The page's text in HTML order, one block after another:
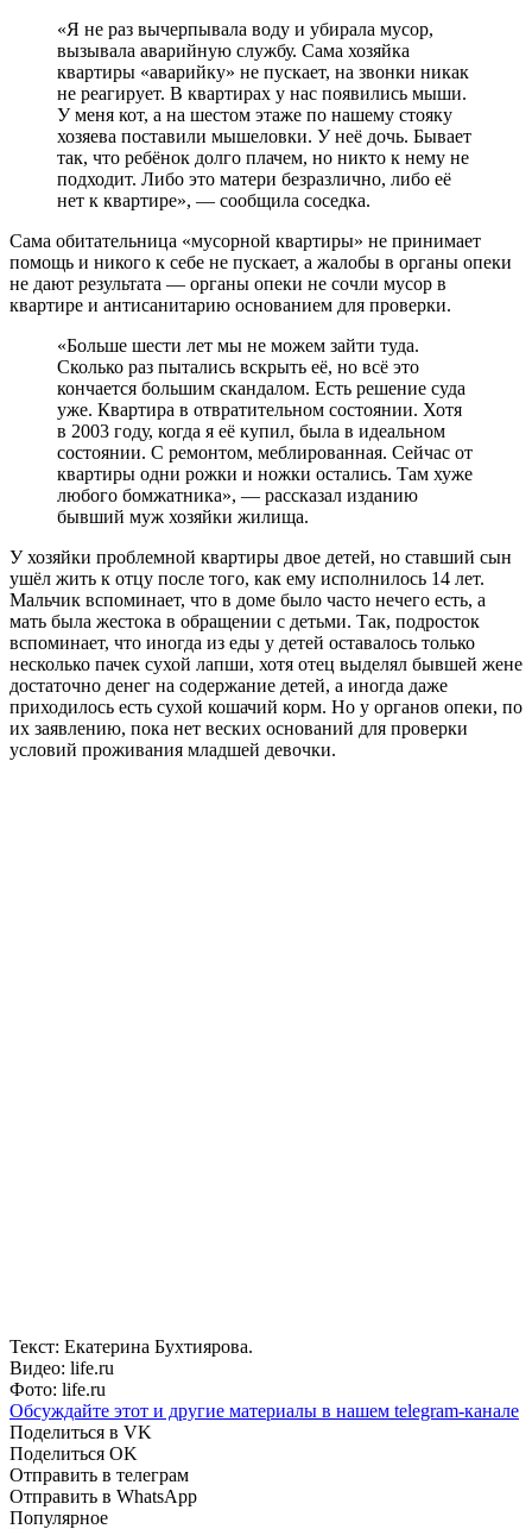
«Я не раз вычерпывала воду и убирала мусор,
вызывала аварийную службу. Сама хозяйка
квартиры «аварийку» не пускает, на звонки никак
не реагирует. В квартирах у нас появились мыши.
У меня кот, а на шестом этаже по нашему стояку
хозяева поставили мышеловки. У неё дочь. Бывает
так, что ребёнок долго плачем, но никто к нему не
подходит. Либо это матери безразлично, либо её
нет к квартире», — сообщила соседка.
Сама обитательница «мусорной квартиры» не принимает
помощь и никого к себе не пускает, а жалобы в органы опеки
не дают результата — органы опеки не сочли мусор в
квартире и антисанитарию основанием для проверки.
«Больше шести лет мы не можем зайти туда.
Сколько раз пытались вскрыть её, но всё это
кончается большим скандалом. Есть решение суда
уже. Квартира в отвратительном состоянии. Хотя
в 2003 году, когда я её купил, была в идеальном
состоянии. С ремонтом, меблированная. Сейчас от
квартиры одни рожки и ножки остались. Там хуже
любого бомжатника», — рассказал изданию
бывший муж хозяйки жилища.
У хозяйки проблемной квартиры двое детей, но ставший сын
ушёл жить к отцу после того, как ему исполнилось 14 лет.
Мальчик вспоминает, что в доме было часто нечего есть, а
мать была жестока в обращении с детьми. Так, подросток
вспоминает, что иногда из еды у детей оставалось только
несколько пачек сухой лапши, хотя отец выделял бывшей жене
достаточно денег на содержание детей, а иногда даже
приходилось есть сухой кошачий корм. Но у органов опеки, по
их заявлению, пока нет веских оснований для проверки
условий проживания младшей девочки.
Текст: Екатерина Бухтиярова.
Видео: life.ru
Фото: life.ru
Обсуждайте этот и другие материалы в нашем telegram-канале
Поделиться в VK
Поделиться OK
Отправить в телеграм
Отправить в WhatsApp
Популярное